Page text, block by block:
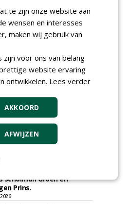
gunt groot
bos'' binnen de
houtkap aan
Gemeente Amsterdam
aan diverse
onder
aan
raamovereenkomst
Scholman Groen en
Prins.
te zijn onze website aan
wensen en interesses
maken wij gebruik van
zijn voor ons van belang
website ervaring
ontwikkelen. Lees verder
AKKOORD
AFWIJZEN